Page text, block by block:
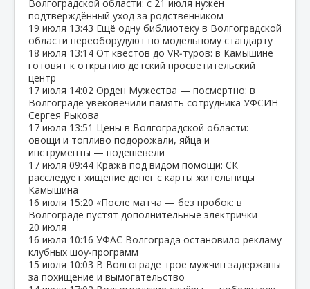
Волгоградской области: с 21 июля нужен
подтверждённый уход за родственником
19 июля 13:43 Ещё одну библиотеку в Волгоградской
области переоборудуют по модельному стандарту
18 июля 13:14 От квестов до VR‑туров: в Камышине
готовят к открытию детский просветительский
центр
17 июля 14:02 Орден Мужества — посмертно: в
Волгограде увековечили память сотрудника УФСИН
Сергея Рыкова
17 июля 13:51 Цены в Волгоградской области:
овощи и топливо подорожали, яйца и
инструменты — подешевели
17 июля 09:44 Кража под видом помощи: СК
расследует хищение денег с карты жительницы
Камышина
16 июля 15:20 «После матча — без пробок: в
Волгограде пустят дополнительные электрички
20 июля
16 июля 10:16 УФАС Волгограда остановило рекламу
клубных шоу‑программ
15 июля 10:03 В Волгограде трое мужчин задержаны
за похищение и вымогательство